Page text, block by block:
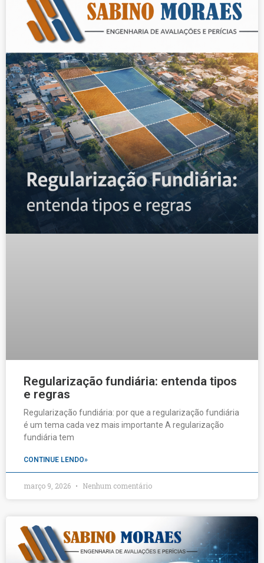
Regularização fundiária: entenda tipos
e regras
Regularização fundiária: por que a regularização fundiária
é um tema cada vez mais importante A regularização
fundiária tem
CONTINUE LENDO»
março 9, 2026 Nenhum comentário